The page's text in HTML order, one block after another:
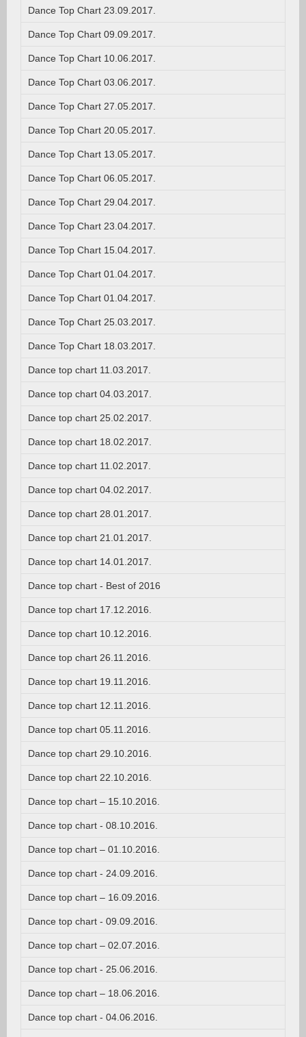
Dance Top Chart 23.09.2017.
Dance Top Chart 09.09.2017.
Dance Top Chart 10.06.2017.
Dance Top Chart 03.06.2017.
Dance Top Chart 27.05.2017.
Dance Top Chart 20.05.2017.
Dance Top Chart 13.05.2017.
Dance Top Chart 06.05.2017.
Dance Top Chart 29.04.2017.
Dance Top Chart 23.04.2017.
Dance Top Chart 15.04.2017.
Dance Top Chart 01.04.2017.
Dance Top Chart 01.04.2017.
Dance Top Chart 25.03.2017.
Dance Top Chart 18.03.2017.
Dance top chart 11.03.2017.
Dance top chart 04.03.2017.
Dance top chart 25.02.2017.
Dance top chart 18.02.2017.
Dance top chart 11.02.2017.
Dance top chart 04.02.2017.
Dance top chart 28.01.2017.
Dance top chart 21.01.2017.
Dance top chart 14.01.2017.
Dance top chart - Best of 2016
Dance top chart 17.12.2016.
Dance top chart 10.12.2016.
Dance top chart 26.11.2016.
Dance top chart 19.11.2016.
Dance top chart 12.11.2016.
Dance top chart 05.11.2016.
Dance top chart 29.10.2016.
Dance top chart 22.10.2016.
Dance top chart – 15.10.2016.
Dance top chart - 08.10.2016.
Dance top chart – 01.10.2016.
Dance top chart - 24.09.2016.
Dance top chart – 16.09.2016.
Dance top chart - 09.09.2016.
Dance top chart – 02.07.2016.
Dance top chart - 25.06.2016.
Dance top chart – 18.06.2016.
Dance top chart - 04.06.2016.